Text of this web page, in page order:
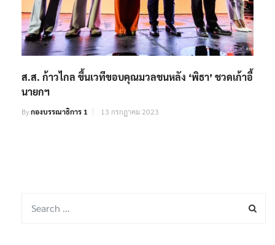
ส.ส. ก้าวไกล ขึ้นเวทีขอบคุณมวลชนหลัง ‘พิธา’ ชวดเก้าอี้
นายกฯ
Byกองบรรณาธิการ 1 13 กรกฎาคม 2023